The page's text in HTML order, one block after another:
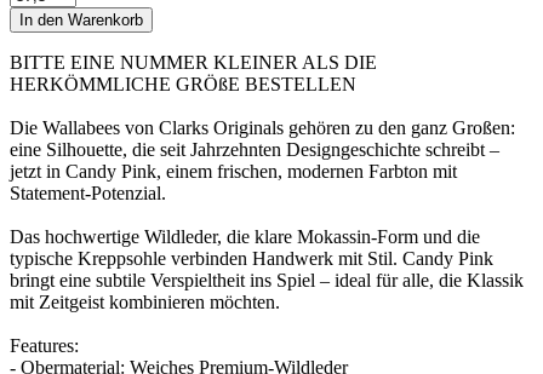
BITTE EINE NUMMER KLEINER ALS DIE
HERKÖMMLICHE GRÖßE BESTELLEN
Die Wallabees von Clarks Originals gehören zu den ganz Großen:
eine Silhouette, die seit Jahrzehnten Designgeschichte schreibt –
jetzt in Candy Pink, einem frischen, modernen Farbton mit
Statement-Potenzial.
Das hochwertige Wildleder, die klare Mokassin-Form und die
typische Kreppsohle verbinden Handwerk mit Stil. Candy Pink
bringt eine subtile Verspieltheit ins Spiel – ideal für alle, die Klassik
mit Zeitgeist kombinieren möchten.
Features:
- Obermaterial: Weiches Premium-Wildleder